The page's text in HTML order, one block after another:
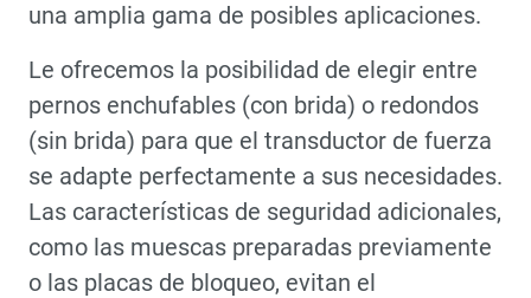
una amplia gama de posibles aplicaciones.
Le ofrecemos la posibilidad de elegir entre
pernos enchufables (con brida) o redondos
(sin brida) para que el transductor de fuerza
se adapte perfectamente a sus necesidades.
Las características de seguridad adicionales,
como las muescas preparadas previamente
o las placas de bloqueo, evitan el